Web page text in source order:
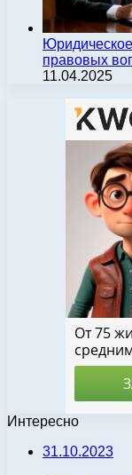
правовых
11.04.2025
Интересно
31.10.2023